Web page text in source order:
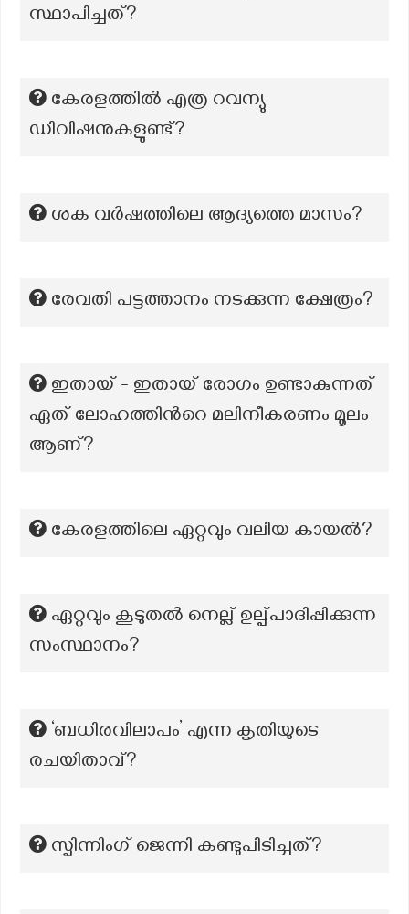
സ്ഥാപിച്ചത്?
കേരളത്തിൽ എത്ര റവന്യു
ഡിവിഷനുകളുണ്ട്?
ശക വർഷത്തിലെ ആദ്യത്തെ മാസം?
രേവതി പട്ടത്താനം നടക്കുന്ന ക്ഷേത്രം?
ഇതായ് - ഇതായ് രോഗം ഉണ്ടാകുന്നത്
ഏത് ലോഹത്തിൻറെ മലിനീകരണം മൂലം
ആണ്?
കേരളത്തിലെ ഏറ്റവും വലിയ കായൽ?
ഏറ്റവും കൂടുതല്‍ നെല്ല് ഉല്പ്പാദിപ്പിക്കുന്ന
സംസ്ഥാനം?
‘ബധിരവിലാപം’ എന്ന കൃതിയുടെ
രചയിതാവ്?
സ്പിന്നിംഗ് ജെന്നി കണ്ടുപിടിച്ചത്?